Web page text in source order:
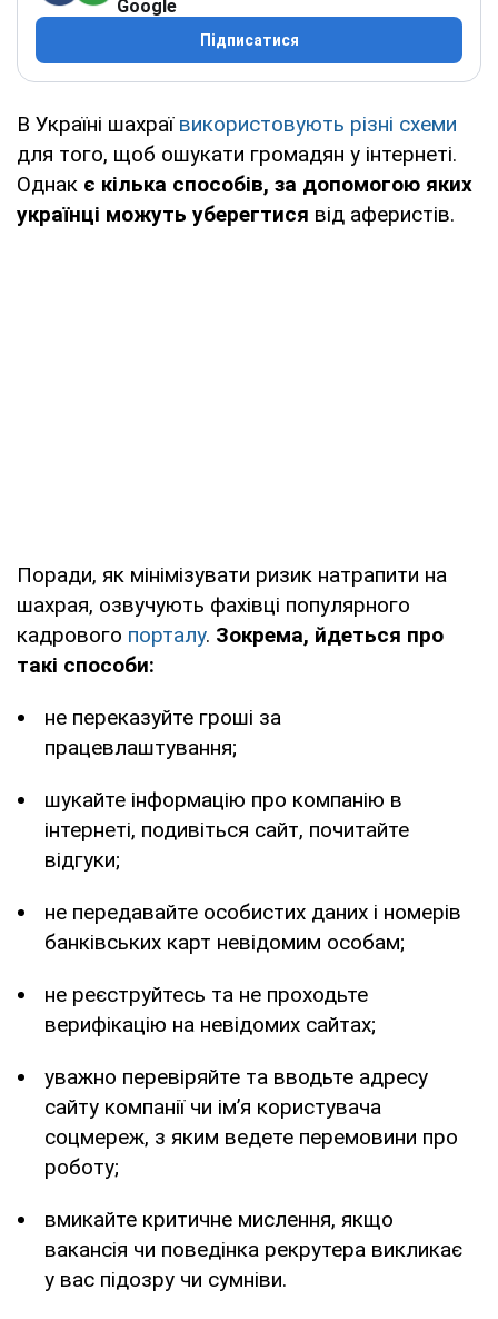
Google
Підписатися
В Україні шахраї використовують різні схеми
для того, щоб ошукати громадян у інтернеті.
Однак є кілька способів, за допомогою яких
українці можуть уберегтися від аферистів.
Поради, як мінімізувати ризик натрапити на
шахрая, озвучують фахівці популярного
кадрового порталу. Зокрема, йдеться про
такі способи:
не переказуйте гроші за
працевлаштування;
шукайте інформацію про компанію в
інтернеті, подивіться сайт, почитайте
відгуки;
не передавайте особистих даних і номерів
банківських карт невідомим особам;
не реєструйтесь та не проходьте
верифікацію на невідомих сайтах;
уважно перевіряйте та вводьте адресу
сайту компанії чи ім’я користувача
соцмереж, з яким ведете перемовини про
роботу;
вмикайте критичне мислення, якщо
вакансія чи поведінка рекрутера викликає
у вас підозру чи сумніви.